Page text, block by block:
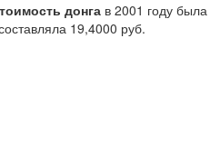
донга в 2001 году была
19,4000 руб.